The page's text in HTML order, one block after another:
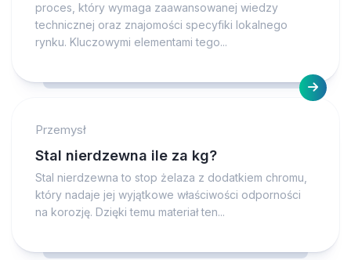
proces, który wymaga zaawansowanej wiedzy
technicznej oraz znajomości specyfiki lokalnego
rynku. Kluczowymi elementami tego...
Przemysł
Stal nierdzewna ile za kg?
Stal nierdzewna to stop żelaza z dodatkiem chromu,
który nadaje jej wyjątkowe właściwości odporności
na korozję. Dzięki temu materiał ten...